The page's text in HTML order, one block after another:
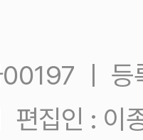
00197 ㅣ
편집인 : 이